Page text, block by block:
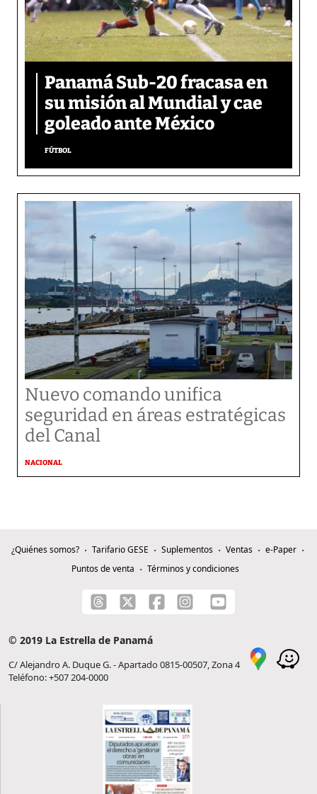
Panamá Sub-20 fracasa en
su misión al Mundial y cae
goleado ante México
FÚTBOL
Nuevo comando unifica
seguridad en áreas estratégicas
del Canal
NACIONAL
¿Quiénes somos? Tarifario GESE Suplementos Ventas
e-Paper
Puntos de venta
Términos y condiciones
© 2019 La Estrella de Panamá
C/ Alejandro A. Duque G. - Apartado 0815-00507, Zona 4
Teléfono: +507 204-0000